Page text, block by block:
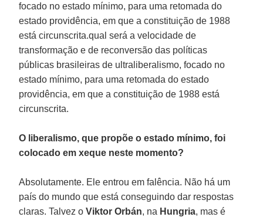
focado no estado mínimo, para uma retomada do
estado providência, em que a constituição de 1988
está circunscrita.qual será a velocidade de
transformação e de reconversão das políticas
públicas brasileiras de ultraliberalismo, focado no
estado mínimo, para uma retomada do estado
providência, em que a constituição de 1988 está
circunscrita.
O liberalismo, que propõe o estado mínimo, foi
colocado em xeque neste momento?
Absolutamente. Ele entrou em falência. Não há um
país do mundo que está conseguindo dar respostas
claras. Talvez oViktor Orbán, na Hungria, mas é